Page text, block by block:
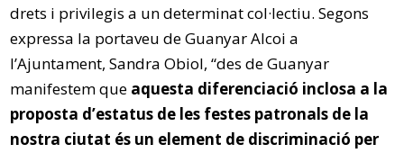
drets i privilegis a un determinat col·lectiu. Segons
expressa la portaveu de Guanyar Alcoi a
l’Ajuntament, Sandra Obiol, “des de Guanyar
manifestem que aquesta diferenciació inclosa a la
proposta d’estatus de les festes patronals de la
nostra ciutat és un element de discriminació per